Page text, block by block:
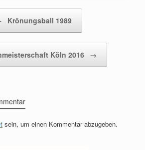
Krönungsball 1989
Köln 2016 →
sein, um einen Kommentar abzugeben.